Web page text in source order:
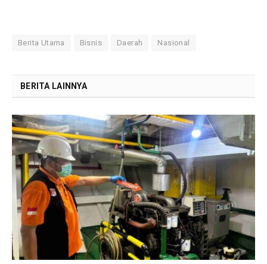
Berita Utama Bisnis Daerah Nasional
BERITA LAINNYA